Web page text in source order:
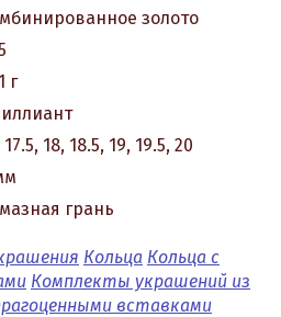
золото
г
17.5, 18, 18.5, 19, 19.5, 20
грань
Кольца Кольца с
Комплекты украшений из
вставками